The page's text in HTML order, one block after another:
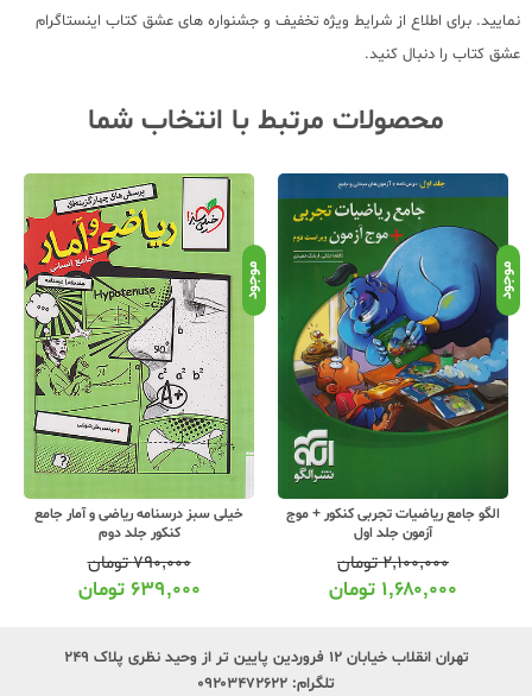
نمایید. برای اطلاع از شرایط ویژه تخفیف و جشنواره های عشق کتاب اینستاگرام
عشق کتاب را دنبال کنید.
محصولات مرتبط با انتخاب شما
موجود
الگو جامع ریاضیات تجربی کنکور + موج
آزمون جلد اول
۲,۱۰۰,۰۰۰تومان
۱,۶۸۰,۰۰۰ تومان
موجود
خیلی سبز درسنامه ریاضی و آمار جامع
کنکور جلد دوم
۷۹۰,۰۰۰تومان
۶۳۹,۰۰۰ تومان
تهران انقلاب خیابان ۱۲ فروردین پایین تر از وحید نظری پلاک ۲۴۹
تلگرام: ۰۹۲۰۳۴۷۲۶۲۲